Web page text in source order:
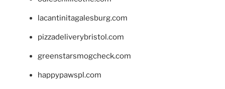
lacantinitagalesburg.com
pizzadeliverybristol.com
greenstarsmogcheck.com
happypawspl.com